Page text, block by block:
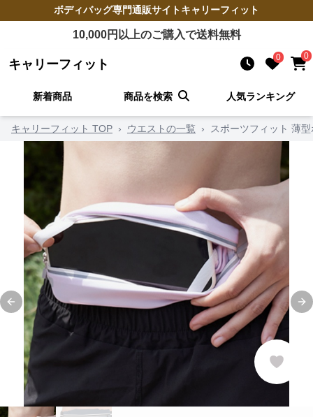
ボディバッグ専門通販サイトキャリーフィット
10,000円以上のご購入で送料無料
キャリーフィット 0 0
新着商品 商品を検索 人気ランキング
キャリーフィット TOP › ウエストの一覧 › スポーツフィット 薄
Previous slide